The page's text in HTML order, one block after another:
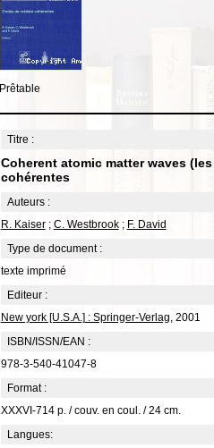
Prêtable
Titre :
Coherent atomic matter waves
cohérentes
Auteurs :
R. Kaiser; C. Westbrook; F. David
Type de document :
texte imprimé
Editeur :
New york [U.S.A.] : Springer-Verlag, 2001
ISBN/ISSN/EAN :
978-3-540-41047-8
Format :
XXXVI-714 p. / couv. en coul. / 24 cm.
Langues: